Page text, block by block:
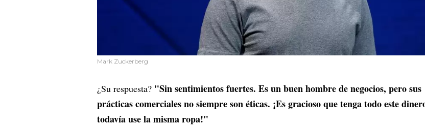
Mark Zuckerberg
¿Su respuesta? "Sin sentimientos fuertes. Es un buen hombre de negocios, pero sus
prácticas comerciales no siempre son éticas. ¡Es gracioso que tenga todo este
todavía use la misma ropa!"